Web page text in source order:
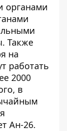
органами
Также
на
работать
2000
в
Ан-26.